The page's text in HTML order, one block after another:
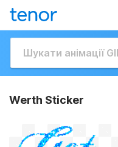
Werth Sticker